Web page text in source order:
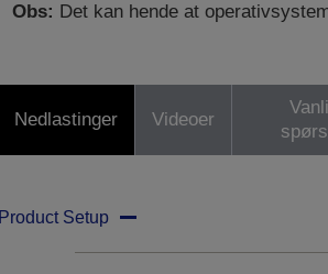
Obs: Det kan hende at
Nedlastinger Videoer
Product Setup